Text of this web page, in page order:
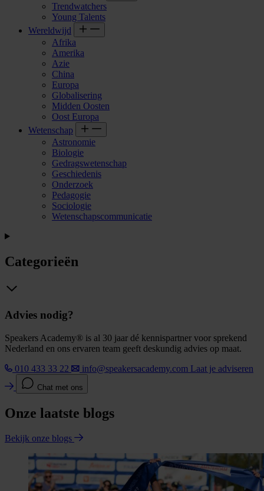
Trendwatchers
Young Talents
Wereldwijd
Afrika
Amerika
Azie
China
Europa
Globalisering
Midden Oosten
Oost Europa
Wetenschap
Astronomie
Biologie
Gedragswetenschap
Geschiedenis
Onderzoek
Pedagogie
Sociologie
Wetenschapscommunicatie
Categorieën
Advies nodig?
Speakers Academy® is al 30 jaar dé kennispartner voor sprekend
Nederland en ons ervaren team geeft deskundig advies op maat.
010 433 33 22
info@speakersacademy.com Laat je adviseren
Chat met ons
Onze laatste blogs
Bekijk onze blogs